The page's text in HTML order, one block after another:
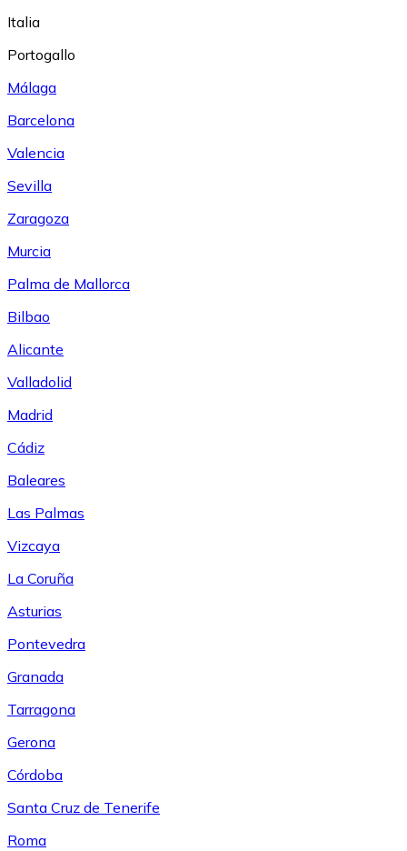
Italia
Portogallo
Málaga
Barcelona
Valencia
Sevilla
Zaragoza
Murcia
Palma de Mallorca
Bilbao
Alicante
Valladolid
Madrid
Cádiz
Baleares
Las Palmas
Vizcaya
La Coruña
Asturias
Pontevedra
Granada
Tarragona
Gerona
Córdoba
Santa Cruz de Tenerife
Roma